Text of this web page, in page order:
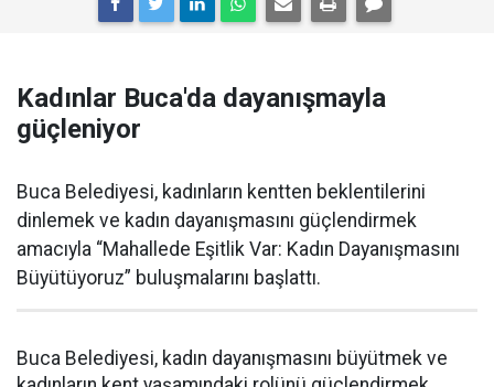
Kadınlar Buca'da dayanışmayla
güçleniyor
Buca Belediyesi, kadınların kentten beklentilerini
dinlemek ve kadın dayanışmasını güçlendirmek
amacıyla “Mahallede Eşitlik Var: Kadın Dayanışmasını
Büyütüyoruz” buluşmalarını başlattı.
Buca Belediyesi, kadın dayanışmasını büyütmek ve